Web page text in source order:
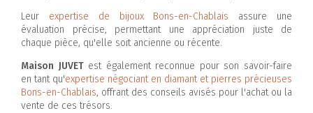
Leur expertise de bijoux Bons-en-Chablais assure une
évaluation précise, permettant une appréciation juste de
chaque pièce, qu'elle soit ancienne ou récente.
Maison JUVETest également reconnue pour son savoir-faire
en tant qu'expertise négociant en diamant et pierres précieuses
Bons-en-Chablais, offrant des conseils avisés pour l'achat ou la
vente de ces trésors.